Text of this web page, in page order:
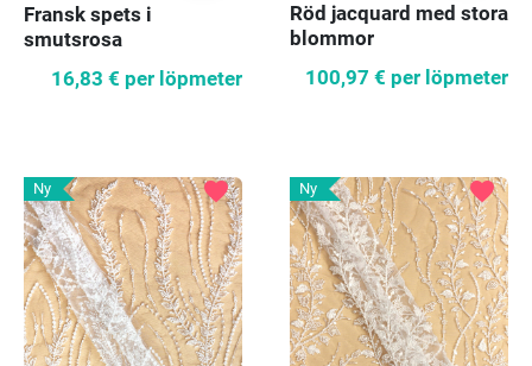
Fransk spets i
smutsrosa
16,83 € per löpmeter
Röd jacquard med stora
blommor
100,97 € per löpmeter
Ny favorite Ny favorite